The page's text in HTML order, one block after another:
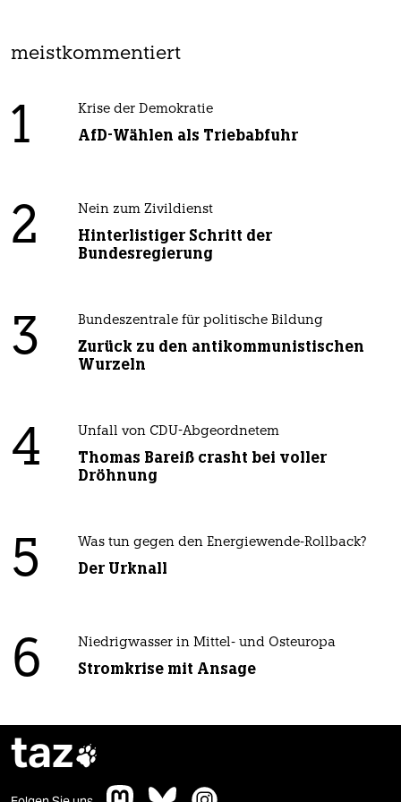
meistkommentiert
1 Krise der Demokratie
AfD-Wählen als Triebabfuhr
2 Nein zum Zivildienst
Hinterlistiger Schritt der
Bundesregierung
3 Bundeszentrale für politische Bildung
Zurück zu den antikommunistischen
Wurzeln
4 Unfall von CDU-Abgeordnetem
Thomas Bareiß crasht bei voller
Dröhnung
5 Was tun gegen den Energiewende-Rollback?
Der Urknall
6 Niedrigwasser in Mittel- und Osteuropa
Stromkrise mit Ansage
taz